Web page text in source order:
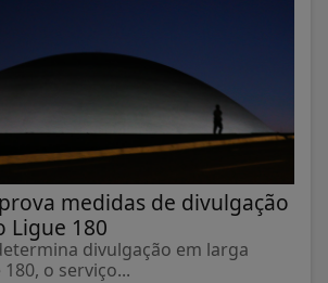
medidas de divulgação
Ligue 180
divulgação em larga
o serviço...